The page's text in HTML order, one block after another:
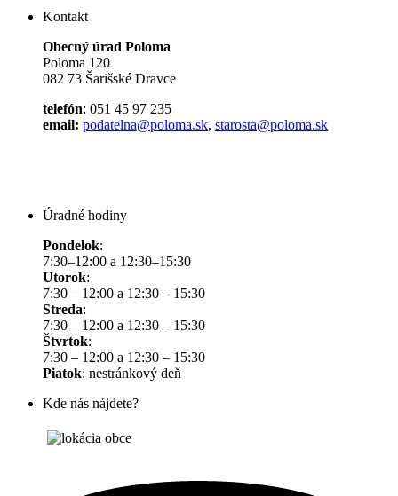
Kontakt
Obecný úrad Poloma
Poloma 120
082 73 Šarišské Dravce
telefón: 051 45 97 235
email: podatelna@poloma.sk, starosta@poloma.sk
Úradné hodiny
Pondelok:
7:30–12:00 a 12:30–15:30
Utorok:
7:30 – 12:00 a 12:30 – 15:30
Streda:
7:30 – 12:00 a 12:30 – 15:30
Štvrtok:
7:30 – 12:00 a 12:30 – 15:30
Piatok: nestránkový deň
Kde nás nájdete?